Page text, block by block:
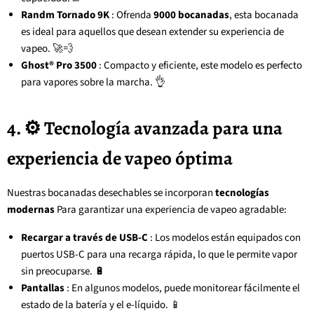
Randm Tornado 9K: Ofrenda9000 bocanadas, esta bocanada
es ideal para aquellos que desean extender su experiencia de
vapeo. 🚀💨
Ghost® Pro 3500: Compacto y eficiente, este modelo es perfecto
para vapores sobre la marcha. 👌
4. ⚙️ Tecnología avanzada para una
experiencia de vapeo óptima
Nuestras bocanadas desechables se incorporantecnologías
modernasPara garantizar una experiencia de vapeo agradable:
Recargar a través de USB-C: Los modelos están equipados con
puertos USB-C para una recarga rápida, lo que le permite vapor
sin preocuparse. 🔋
Pantallas: En algunos modelos, puede monitorear fácilmente el
estado de la batería y el e-líquido. 📱